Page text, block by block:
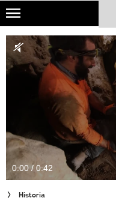
Skip
main
content
NATIONAL GEOGRAPHIC
TRAVELER
PODCASTY
Newsletter
Cuda Polski
Wielki Konkurs Fotograficzny
0:00 / 0:42
Historia